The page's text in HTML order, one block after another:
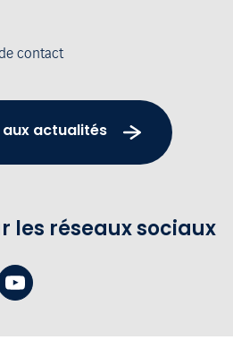
contact
actualités
les réseaux sociaux